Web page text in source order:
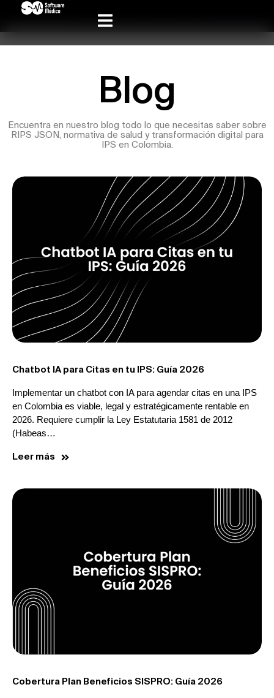
Blog
Encuentra en nuestro blog todo lo que necesitas saber sobre
RIPS JSON, normativa de salud y transformación digital para
IPS en Colombia.
Chatbot IA para Citas en tu IPS: Guía 2026
Implementar un chatbot con IA para agendar citas en una IPS
en Colombia es viable, legal y estratégicamente rentable en
2026. Requiere cumplir la Ley Estatutaria 1581 de 2012
(Habeas…
Leer más
Cobertura Plan Beneficios SISPRO: Guía 2026